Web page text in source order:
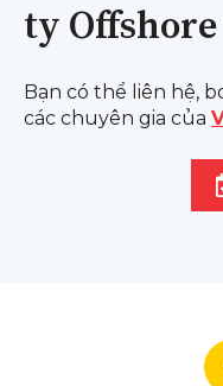
ty
Bạn có thể liên hệ,
các chuyên gia của